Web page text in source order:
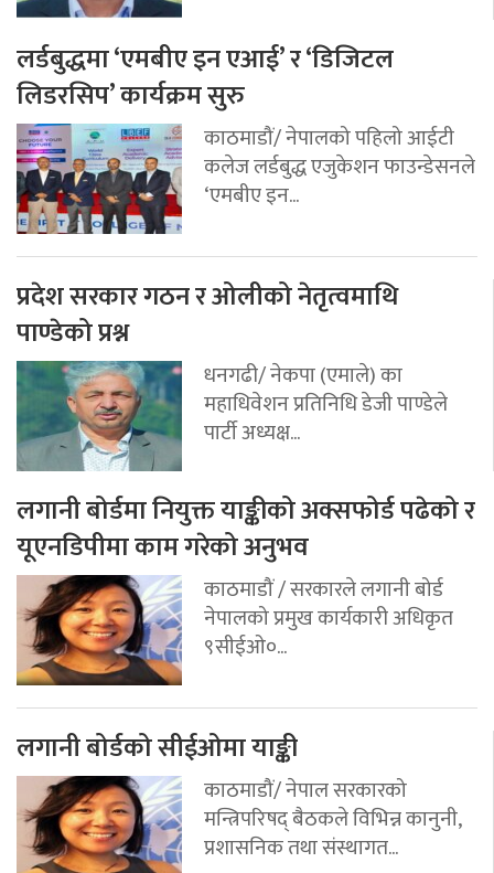
लर्डबुद्धमा ‘एमबीए इन एआई’ र ‘डिजिटल
लिडरसिप’ कार्यक्रम सुरु
काठमाडौं/ नेपालको पहिलो आईटी
कलेज लर्डबुद्ध एजुकेशन फाउन्डेसनले
‘एमबीए इन...
प्रदेश सरकार गठन र ओलीको नेतृत्वमाथि
पाण्डेको प्रश्न
धनगढी/ नेकपा (एमाले) का
महाधिवेशन प्रतिनिधि डेजी पाण्डेले
पार्टी अध्यक्ष...
लगानी बोर्डमा नियुक्त याङ्कीको अक्सफोर्ड पढेको र
यूएनडिपीमा काम गरेको अनुभव
काठमाडौं / सरकारले लगानी बोर्ड
नेपालको प्रमुख कार्यकारी अधिकृत
९सीईओ०...
लगानी बोर्डको सीईओमा याङ्की
काठमाडौं/ नेपाल सरकारको
मन्त्रिपरिषद् बैठकले विभिन्न कानुनी,
प्रशासनिक तथा संस्थागत...